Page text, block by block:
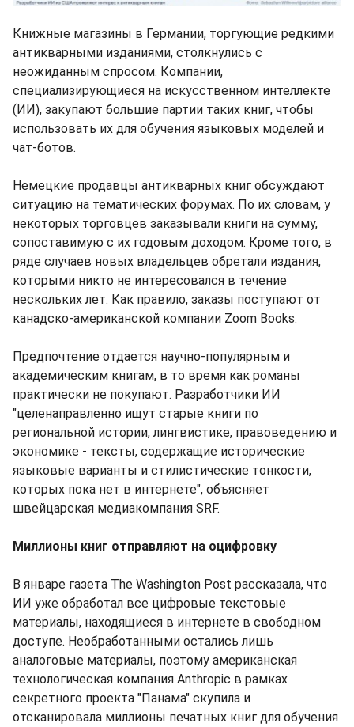
Книжные магазины в Германии, торгующие редкими
антикварными изданиями, столкнулись с
неожиданным спросом. Компании,
специализирующиеся на искусственном интеллекте
(ИИ), закупают большие партии таких книг, чтобы
использовать их для обучения языковых моделей и
чат-ботов.
Немецкие продавцы антикварных книг обсуждают
ситуацию на тематических форумах. По их словам, у
некоторых торговцев заказывали книги на сумму,
сопоставимую с их годовым доходом. Кроме того, в
ряде случаев новых владельцев обретали издания,
которыми никто не интересовался в течение
нескольких лет. Как правило, заказы поступают от
канадско-американской компании Zoom Books.
Предпочтение отдается научно-популярным и
академическим книгам, в то время как романы
практически не покупают. Разработчики ИИ
"целенаправленно ищут старые книги по
региональной истории, лингвистике, правоведению и
экономике - тексты, содержащие исторические
языковые варианты и стилистические тонкости,
которых пока нет в интернете", объясняет
швейцарская медиакомпания SRF.
Миллионы книг отправляют на оцифровку
В январе газета The Washington Post рассказала, что
ИИ уже обработал все цифровые текстовые
материалы, находящиеся в интернете в свободном
доступе. Необработанными остались лишь
аналоговые материалы, поэтому американская
технологическая компания Anthropic в рамках
секретного проекта "Панама" скупила и
отсканировала миллионы печатных книг для обучения